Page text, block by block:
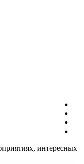
интересных